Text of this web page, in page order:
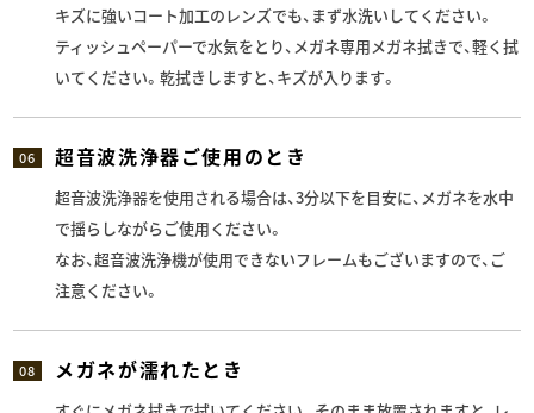
キズに強いコート加工のレンズでも、まず水洗いしてください。
ティッシュペーパーで水気をとり、メガネ専用メガネ拭きで、軽く拭
いてください。乾拭きしますと、キズが入ります。
06 超音波洗浄器ご使用のとき
超音波洗浄器を使用される場合は、3分以下を目安に、メガネを水中
で揺らしながらご使用ください。
なお、超音波洗浄機が使用できないフレームもございますので、ご
注意ください。
08 メガネが濡れたとき